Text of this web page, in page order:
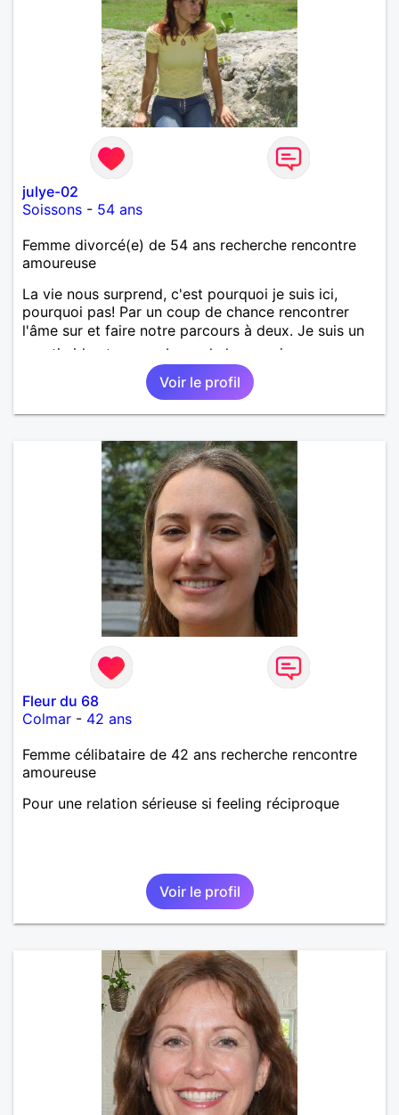
julye-02
Soissons - 54 ans
Femme divorcé(e) de 54 ans recherche rencontre
amoureuse
La vie nous surprend, c'est pourquoi je suis ici,
pourquoi pas! Par un coup de chance rencontrer
l'âme sur et faire notre parcours à deux. Je suis un
peu timide et un peu bavarde lorsque je me sens
bien. J'attends de vos nouvelles.
Voir le profil
Fleur du 68
Colmar - 42 ans
Femme célibataire de 42 ans recherche rencontre
amoureuse
Pour une relation sérieuse si feeling réciproque
Voir le profil